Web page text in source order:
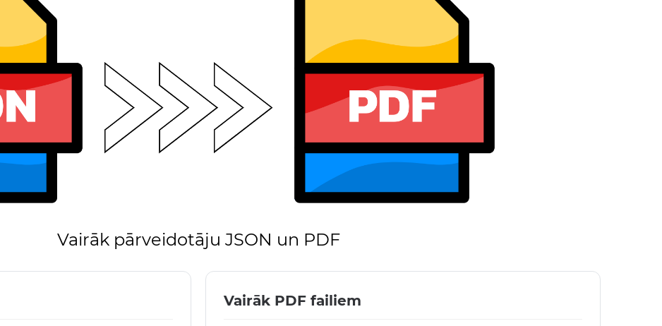
Vairāk pārveidotāju JSON un PDF
Vairāk PDF failiem